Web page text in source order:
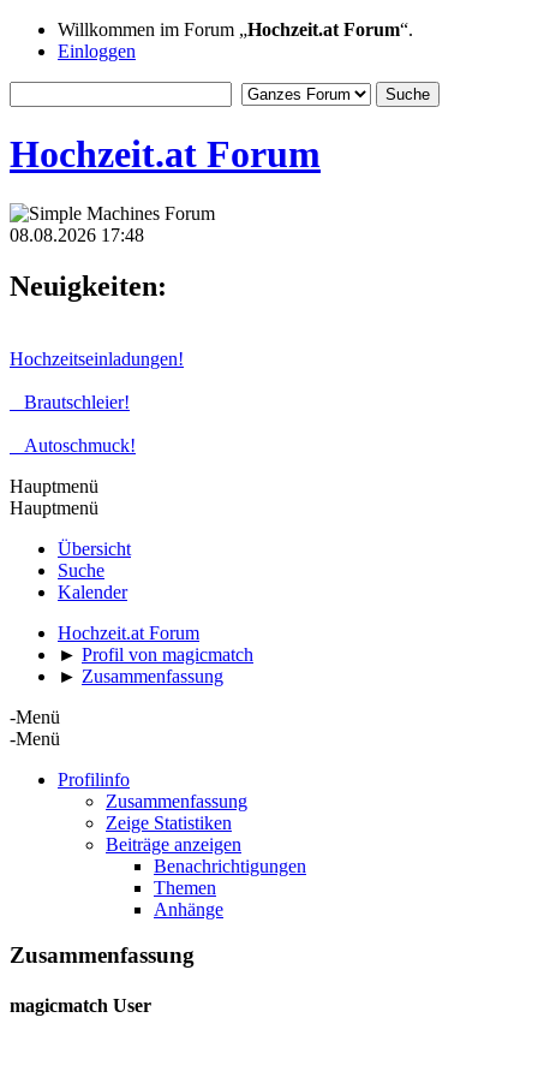
Willkommen im Forum „Hochzeit.at Forum“.
Einloggen
Hochzeit.at Forum
08.08.2026 17:48
Neuigkeiten:
Hochzeitseinladungen!
Brautschleier!
Autoschmuck!
Hauptmenü
Hauptmenü
Übersicht
Suche
Kalender
Hochzeit.at Forum
► Profil von magicmatch
► Zusammenfassung
-Menü
-Menü
Profilinfo
Zusammenfassung
Zeige Statistiken
Beiträge anzeigen
Benachrichtigungen
Themen
Anhänge
Zusammenfassung
magicmatch User